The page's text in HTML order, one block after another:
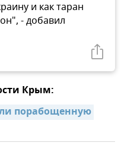
и как таран
- добавил
Крым:
порабощенную